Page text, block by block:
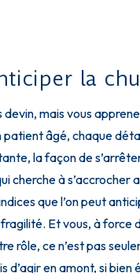
la
devin, mais vous
patient âgé, chaque
la façon de
cherche à s’accrocher
que l’on peut
Et vous, à force
rôle, ce n’est pas
d’agir en amont, si bien